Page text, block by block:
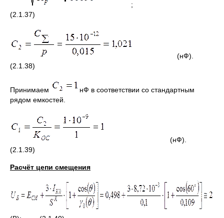
;
(2.1.37)
(нФ).
(2.1.38)
Принимаем
нФ в соответствии со стандартным
рядом емкостей.
(нФ).
(2.1.39)
Расчёт цепи смещения